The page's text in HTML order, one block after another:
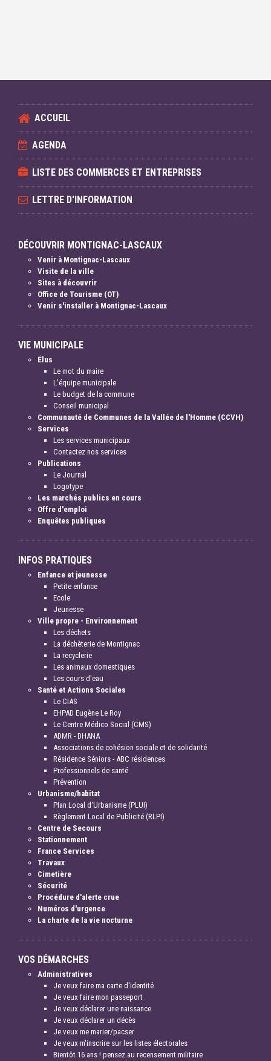
ACCUEIL
AGENDA
LISTE DES COMMERCES ET ENTREPRISES
LETTRE D'INFORMATION
DÉCOUVRIR MONTIGNAC-LASCAUX
Venir à Montignac-Lascaux
Visite de la ville
Sites à découvrir
Office de Tourisme (OT)
Venir s'installer à Montignac-Lascaux
VIE MUNICIPALE
Élus
Le mot du maire
L'équipe municipale
Le budget de la commune
Conseil municipal
Communauté de Communes de la Vallée de l'Homme (CCVH)
Services
Les services municipaux
Contactez nos services
Publications
Le Journal
Logotype
Les marchés publics en cours
Offre d'emploi
Enquêtes publiques
INFOS PRATIQUES
Enfance et jeunesse
Petite enfance
Ecole
Jeunesse
Ville propre - Environnement
Les déchets
La déchèterie de Montignac
La recyclerie
Les animaux domestiques
Les cours d'eau
Santé et Actions Sociales
Le CIAS
EHPAD Eugène Le Roy
Le Centre Médico Social (CMS)
ADMR - DHANA
Associations de cohésion sociale et de solidarité
Résidence Séniors - ABC résidences
Professionnels de santé
Prévention
Urbanisme/habitat
Plan Local d'Urbanisme (PLUI)
Règlement Local de Publicité (RLPI)
Centre de Secours
Stationnement
France Services
Travaux
Cimetière
Sécurité
Procédure d'alerte crue
Numéros d'urgence
La charte de la vie nocturne
VOS DÉMARCHES
Administratives
Je veux faire ma carte d'identité
Je veux faire mon passeport
Je veux déclarer une naissance
Je veux déclarer un décès
Je veux me marier/pacser
Je veux m'inscrire sur les listes électorales
Bientôt 16 ans ! pensez au recensement militaire